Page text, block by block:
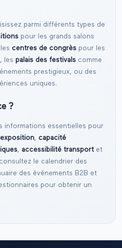
parmi différents types de
pour les grands salons
centres de congrès pour les
les palais des festivals comme
prestigieux, ou des
uniques.
?
informations essentielles pour
, capacité
, accessibilité transport et
le calendrier des
des événements B2B et
pour obtenir un